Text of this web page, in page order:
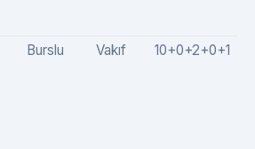
Burslu Vakıf 10+0+2+0+1